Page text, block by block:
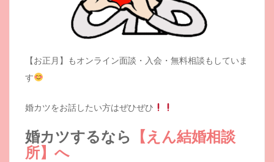
【お正月】もオンライン面談・入会・無料相談もしていま
す
婚カツをお話したい方はぜひぜひ
婚カツするなら
【えん結婚相談
所】へ